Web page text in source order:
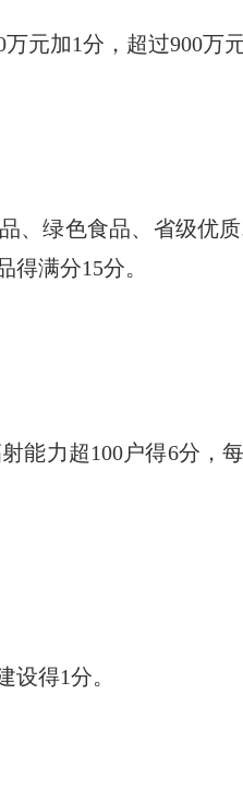
万元加1分，超过900万
、绿色食品、省级优
得满分15分。
能力超100户得6分，
设得1分。